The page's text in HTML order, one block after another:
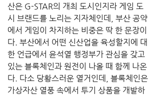
산은 G-STAR의 개최 도시인지라 게임 도
시 브랜드를 노리는 지자체인데, 부산 공약
에서 게임이 차지하는 비중은 딱 한 문장이
다. 부산에서 어떤 신산업을 육성할지에 대
한 언급에서 윤석열 행정부가 관심을 갖고
있는 블록체인과 원전이 나올 때 함께 나온
다. 다소 당황스러운 열거인데, 블록체인은
가상자산 열풍 속에서 투기 상품을 개발하